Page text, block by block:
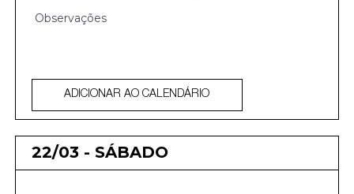
ADICIONAR AO CALENDÁRIO
22/03 - SÁBADO